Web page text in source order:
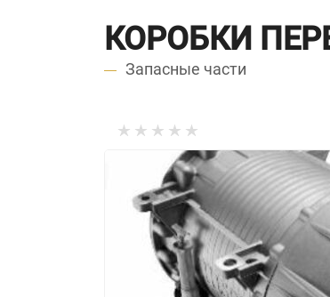
КОРОБКИ
Запасные части